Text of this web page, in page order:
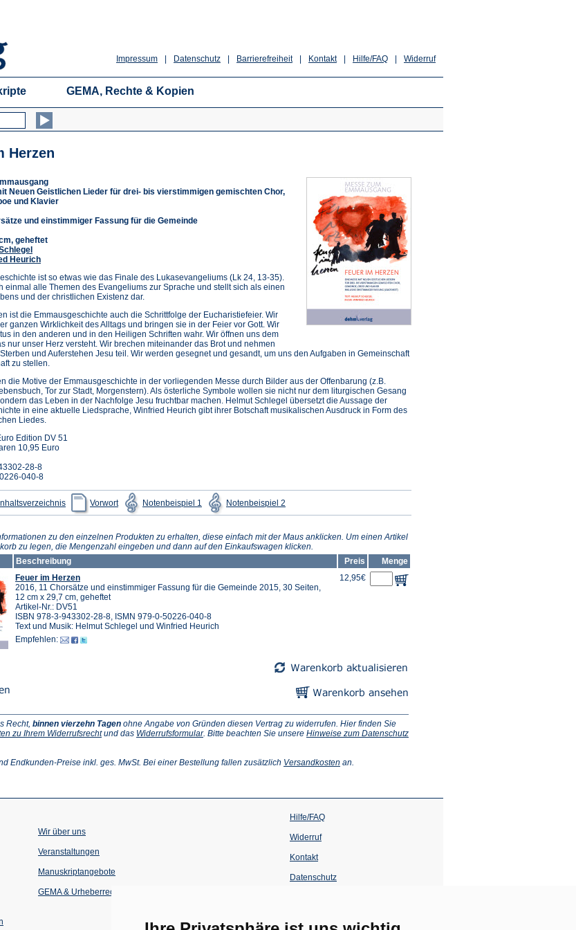
Widerruf
Hilfe/FAQ
Kontakt
Barrierefreiheit
Datenschutz
Impressum
GEMA, Rechte & Kopien
Herzen
Neuen Geistlichen Lieder für drei- bis vierstimmigen gemischten Chor,
und Klavier
und einstimmiger Fassung für die Gemeinde
geheftet
Heurich
ist so etwas wie das Finale des Lukasevangeliums (Lk 24, 13-35).
einmal alle Themen des Evangeliums zur Sprache und stellt sich als einen
und der christlichen Existenz dar.
ist die Emmausgeschichte auch die Schrittfolge der Eucharistiefeier. Wir
ganzen Wirklichkeit des Alltags und bringen sie in der Feier vor Gott. Wir
in den anderen und in den Heiligen Schriften wahr. Wir öffnen uns dem
nur unser Herz versteht. Wir brechen miteinander das Brot und nehmen
und Auferstehen Jesu teil. Wir werden gesegnet und gesandt, um uns den Aufgaben in Gemeinschaft
zu stellen.
die Motive der Emmausgeschichte in der vorliegenden Messe durch Bilder aus der Offenbarung (z.B.
Tor zur Stadt, Morgenstern). Als österliche Symbole wollen sie nicht nur dem liturgischen Gesang
das Leben in der Nachfolge Jesu fruchtbar machen. Helmut Schlegel übersetzt die Aussage der
in eine aktuelle Liedsprache, Winfried Heurich gibt ihrer Botschaft musikalischen Ausdruck in Form des
Liedes.
Edition DV 51
10,95 Euro
28-8
040-8
Inhaltsverzeichnis
(Öffnet
in
einem
Tab)
Vorwort
(Öffnet
in
einem
Tab)
Notenbeispiel 1
(Öffnet
in
einem
Tab)
Notenbeispiel 2in
einem
Tab)
zu den einzelnen Produkten zu erhalten, diese einfach mit der Maus anklicken. Um einen Artikel
zu legen, die Mengenzahl eingeben und dann auf den Einkaufswagen klicken.
Beschreibung
Preis
Menge
Feuer im Herzen
2016, 11 Chorsätze und einstimmiger Fassung für die Gemeinde 2015, 30 Seiten,
12 cm x 29,7 cm, geheftet
Artikel-Nr.: DV51
ISBN 978-3-943302-28-8, ISMN 979-0-50226-040-8
Text und Musik: Helmut Schlegel und Winfried Heurich
Empfehlen:
12,95€
Recht, binnen vierzehn Tagen ohne Angabe von Gründen diesen Vertrag zu widerrufen. Hier finden Sie
zu Ihrem Widerrufsrecht(Öffnet
neuen
und das Widerrufsformular(Öffnet
neuen
. Bitte beachten Sie unsere Hinweise zum Datenschutz
Endkunden-Preise inkl. ges. MwSt. Bei einer Bestellung fallen zusätzlich Versandkosten (Öffnet
Tab)
an.
Wir über uns
Veranstaltungen
einem
Tab)
Manuskriptangebote
GEMA & Urheberrecht
Hilfe/FAQ
Widerruf
Kontakt
Datenschutz